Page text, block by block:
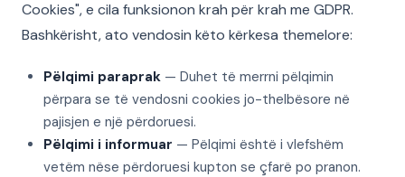
Cookies", e cila funksionon krah për krah me GDPR.
Bashkërisht, ato vendosin këto kërkesa themelore:
Pëlqimi paraprak — Duhet të merrni pëlqimin
përpara se të vendosni cookies jo-thelbësore në
pajisjen e një përdoruesi.
Pëlqimi i informuar — Pëlqimi është i vlefshëm
vetëm nëse përdoruesi kupton se çfarë po pranon.